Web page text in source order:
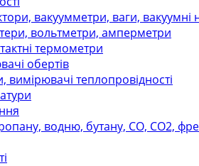
вакуумметри, ваги, вакуумні
вольтметри, амперметри
термометри
обертів
вимірювачі теплопровідності
водню, бутану, СО, СО2,